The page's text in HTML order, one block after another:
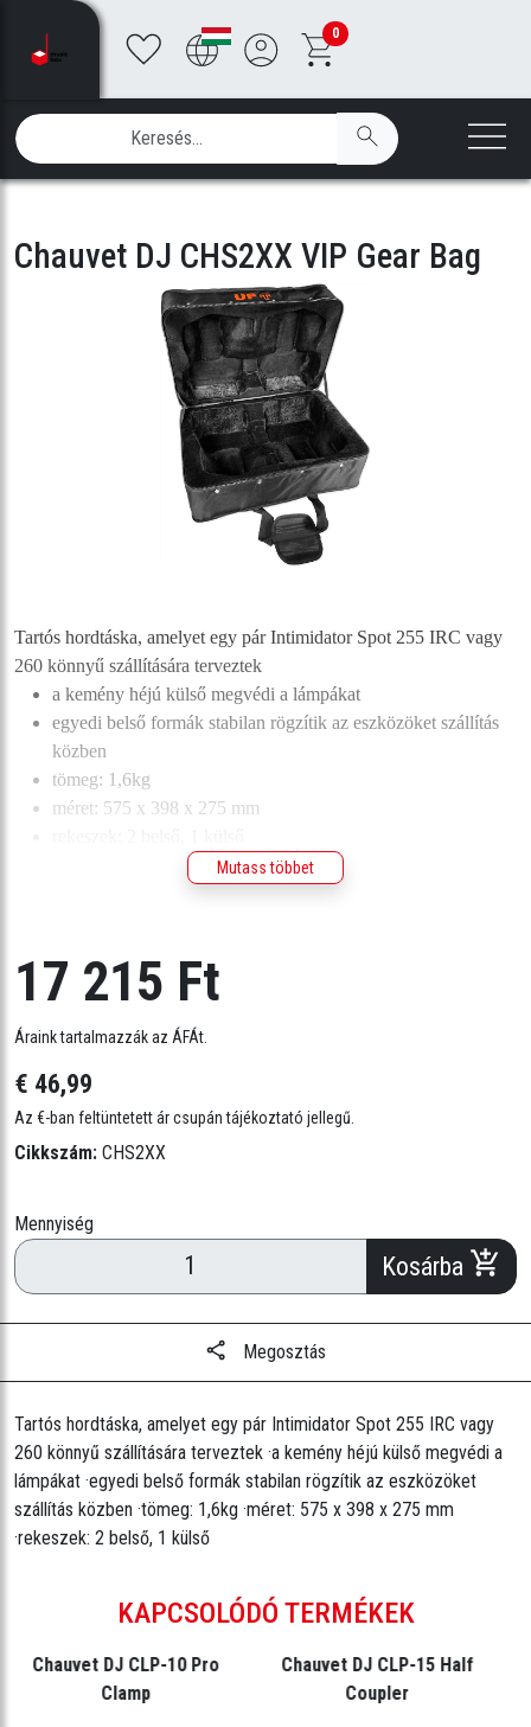
0
Chauvet DJ CHS2XX VIP Gear Bag
Tartós hordtáska, amelyet egy pár Intimidator Spot 255 IRC vagy
260 könnyű szállítására terveztek
a kemény héjú külső megvédi a lámpákat
egyedi belső formák stabilan rögzítik az eszközöket szállítás
közben
tömeg: 1,6kg
méret: 575 x 398 x 275 mm
Mutass többet
17 215 Ft
Áraink tartalmazzák az ÁFÁt.
€ 46,99
Az €-ban feltüntetett ár csupán tájékoztató jellegű.
Cikkszám: CHS2XX
Mennyiség
Kosárba
Megosztás
Tartós hordtáska, amelyet egy pár Intimidator Spot 255 IRC vagy
260 könnyű szállítására terveztek ·a kemény héjú külső megvédi a
lámpákat ·egyedi belső formák stabilan rögzítik az eszközöket
szállítás közben ·tömeg: 1,6kg ·méret: 575 x 398 x 275 mm
·rekeszek: 2 belső, 1 külső
KAPCSOLÓDÓ TERMÉKEK
Chauvet DJ CLP-10 Pro
Clamp
Chauvet DJ CLP-15 Half
Coupler